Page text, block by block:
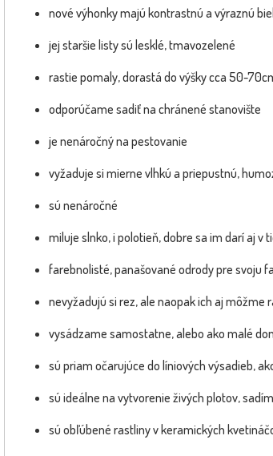
BOMBA
nové výhonky majú kontrastnú a výraznú
jej staršie listy sú lesklé, tmavozelené
rastie pomaly, dorastá do výšky cca 50-
odporúčame sadiť na chránené stanovište
je nenáročný na pestovanie
vyžaduje si mierne vlhkú a priepustnú,
sú nenáročné
miluje slnko, i polotieň, dobre sa im darí aj v
farebnolisté, panašované odrody pre svoju
nevyžadujú si rez, ale naopak ich aj môžme
vysádzame samostatne, alebo ako malé
sú priam očarujúce do líniových výsadieb,
sú ideálne na vytvorenie živých plotov,
sú obľúbené rastliny v keramických